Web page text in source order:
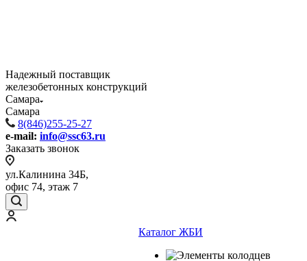
Надежный поставщик
железобетонных конструкций
Самара
Самара
8(846)255-25-27
e-mail: info@ssc63.ru
Заказать звонок
ул.Калинина 34Б,
офис 74, этаж 7
Каталог ЖБИ